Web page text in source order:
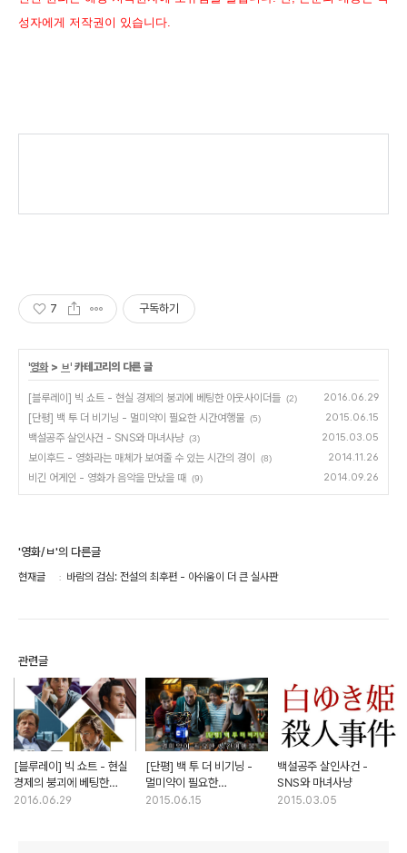
성자에게 저작권이 있습니다.
7 구독하기
'영화> ㅂ' 카테고리의 다른 글
[블루레이] 빅 쇼트 - 현실 경제의 붕괴에 베팅한 아웃사이더들 (2) 2016.06.29
[단평] 백 투 더 비기닝 - 멀미약이 필요한 시간여행물 (5) 2015.06.15
백설공주 살인사건 - SNS와 마녀사냥 (3) 2015.03.05
보이후드 - 영화라는 매체가 보여줄 수 있는 시간의 경이 (8) 2014.11.26
비긴 어게인 - 영화가 음악을 만났을 때 (9) 2014.09.26
'영화/ㅂ'의 다른글
현재글 바람의 검심: 전설의 최후편 - 아쉬움이 더 큰 실사판
관련글
[블루레이] 빅 쇼트 - 현실
경제의 붕괴에 베팅한
아웃사이더들
2016.06.29
[단평] 백 투 더 비기닝 -
멀미약이 필요한
시간여행물
2015.06.15
백설공주 살인사건 -
SNS와 마녀사냥
2015.03.05